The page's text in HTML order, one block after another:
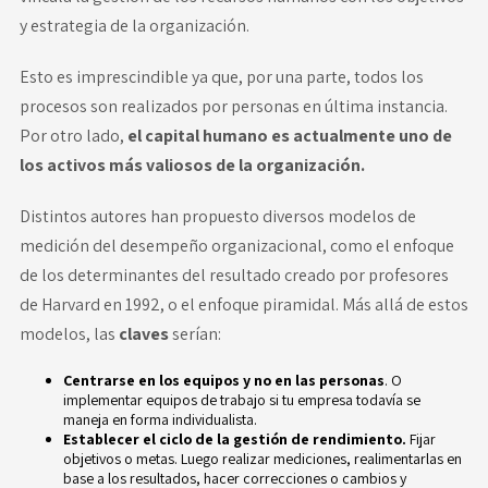
y estrategia de la organización.
Esto es imprescindible ya que, por una parte, todos los
procesos son realizados por personas en última instancia.
Por otro lado, el capital humano es actualmente uno de
los activos más valiosos de la organización.
Distintos autores han propuesto diversos modelos de
medición del desempeño organizacional, como el enfoque
de los determinantes del resultado creado por profesores
de Harvard en 1992, o el enfoque piramidal. Más allá de estos
modelos, las clavesserían:
Centrarse en los equipos y no en las personas. O
implementar equipos de trabajo si tu empresa todavía se
maneja en forma individualista.
Establecer el ciclo de la gestión de rendimiento. Fijar
objetivos o metas. Luego realizar mediciones, realimentarlas en
base a los resultados, hacer correcciones o cambios y